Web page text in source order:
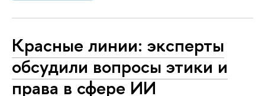
Красные линии: эксперты
обсудили вопросы этики и
права в сфере ИИ